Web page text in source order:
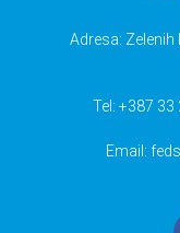
Adresa: Zelenih
Tel: +387 33
Email: